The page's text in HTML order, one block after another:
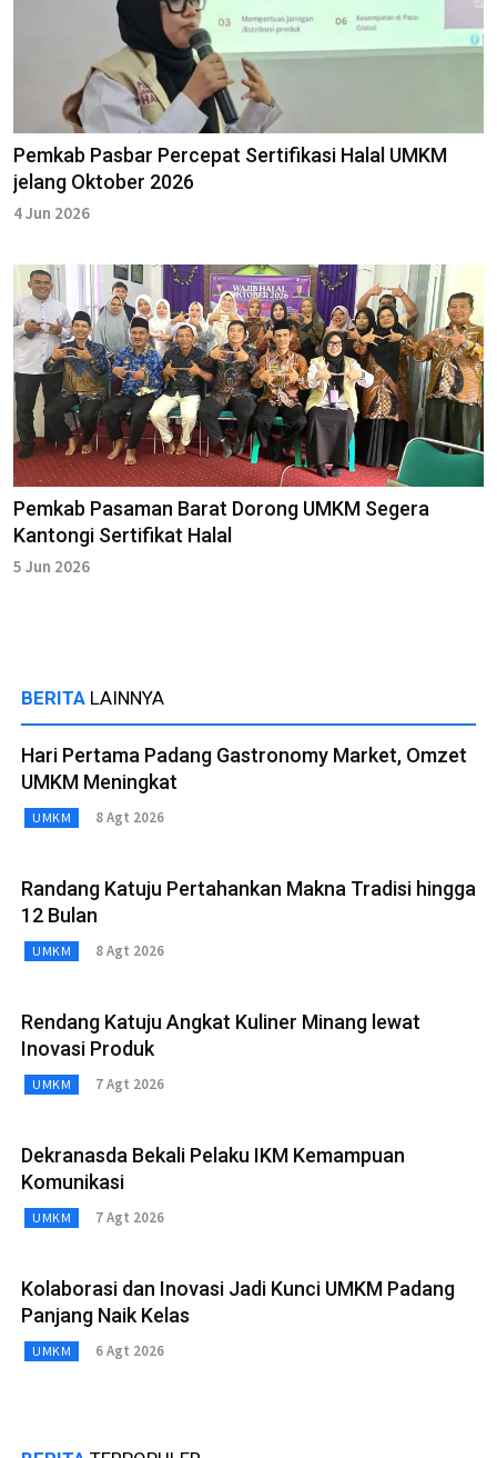
Pemkab Pasbar Percepat Sertifikasi Halal UMKM
jelang Oktober 2026
4 Jun 2026
Pemkab Pasaman Barat Dorong UMKM Segera
Kantongi Sertifikat Halal
5 Jun 2026
BERITA LAINNYA
Hari Pertama Padang Gastronomy Market, Omzet
UMKM Meningkat
UMKM 8 Agt 2026
Randang Katuju Pertahankan Makna Tradisi hingga
12 Bulan
UMKM 8 Agt 2026
Rendang Katuju Angkat Kuliner Minang lewat
Inovasi Produk
UMKM 7 Agt 2026
Dekranasda Bekali Pelaku IKM Kemampuan
Komunikasi
UMKM 7 Agt 2026
Kolaborasi dan Inovasi Jadi Kunci UMKM Padang
Panjang Naik Kelas
UMKM 6 Agt 2026